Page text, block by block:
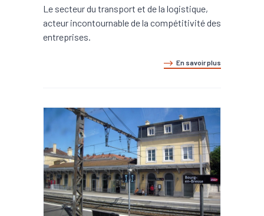
Le secteur du transport et de la logistique,
acteur incontournable de la compétitivité des
entreprises.
En savoir plus